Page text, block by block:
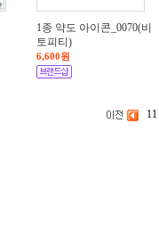
1종 약도 아이콘_0070(비
토피티)
6,600원
11